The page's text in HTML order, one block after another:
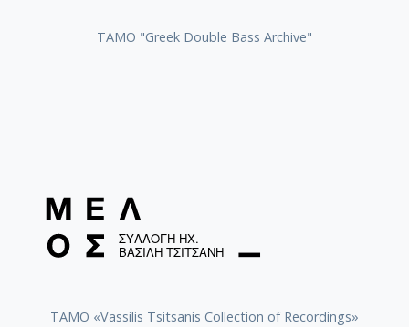
ΤΑΜΟ "Greek Double Bass Archive"
TAMO «Vassilis Tsitsanis Collection of Recordings»